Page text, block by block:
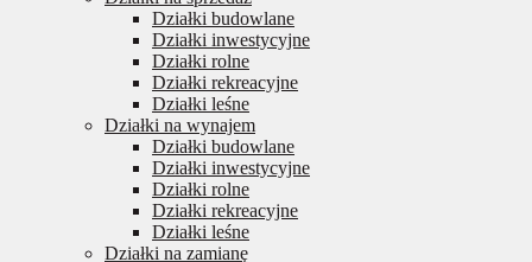
Działki budowlane
Działki inwestycyjne
Działki rolne
Działki rekreacyjne
Działki leśne
Działki na wynajem
Działki budowlane
Działki inwestycyjne
Działki rolne
Działki rekreacyjne
Działki leśne
Działki na zamianę